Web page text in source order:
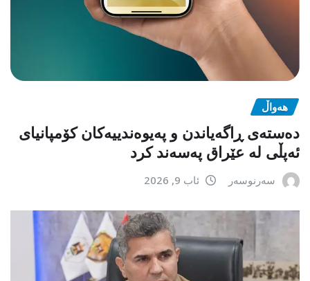
هەواڵ
دەستەی ڕاگەیاندن و پەیوەندییەکان کۆمپانیای
ئەپڵی لە عێراق پەسەند کرد
سەرنوسەر ئاب 9, 2026